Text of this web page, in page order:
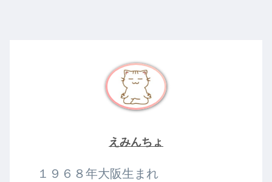
えみんちょ
１９６８年大阪生まれ